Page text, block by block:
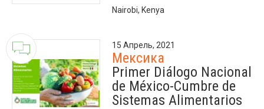
Nairobi, Kenya
15 Апрель, 2021
Мексика
Primer Diálogo Nacional
de México-Cumbre de
Sistemas Alimentarios